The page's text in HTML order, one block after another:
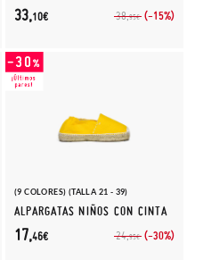
38,95€ (-15%)
33,10€
(9 COLORES) (TALLA 21 - 39)
ALPARGATAS NIÑOS CON CINTA
24,95€ (-30%)
17,46€